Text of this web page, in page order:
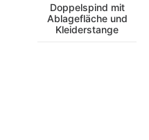
Doppelspind mit
Ablagefläche und
Kleiderstange